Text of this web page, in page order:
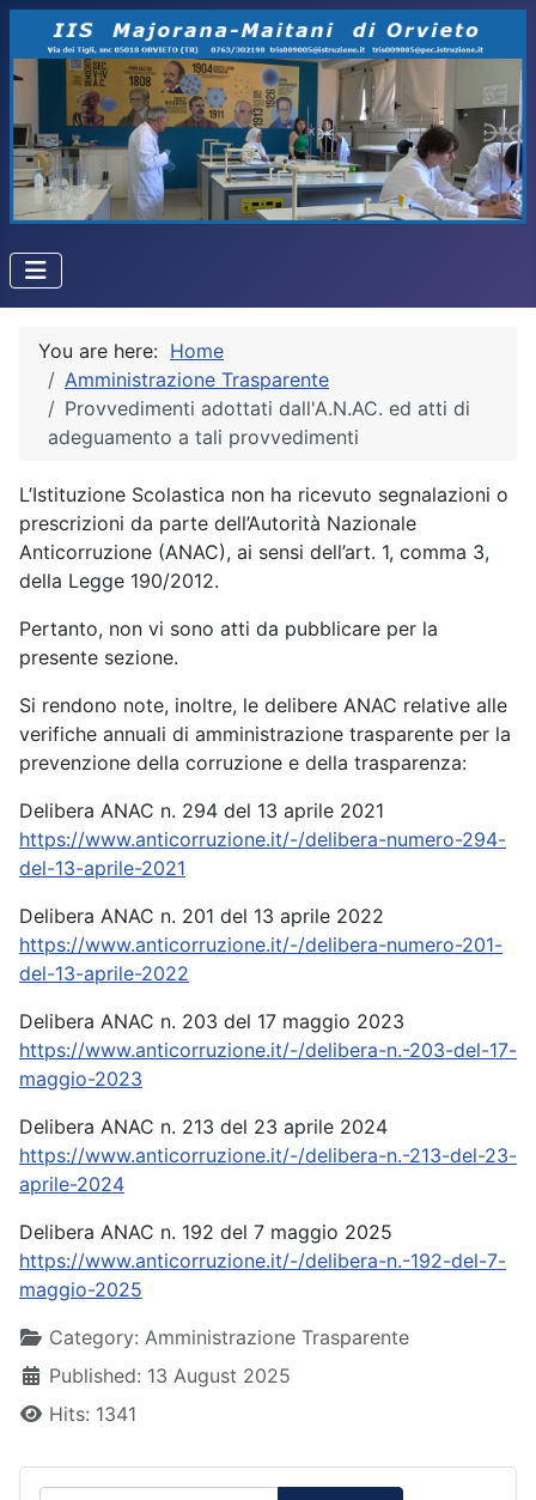
You are here: Home
Amministrazione Trasparente
Provvedimenti adottati dall'A.N.AC. ed atti di
adeguamento a tali provvedimenti
L’Istituzione Scolastica non ha ricevuto segnalazioni o
prescrizioni da parte dell’Autorità Nazionale
Anticorruzione (ANAC), ai sensi dell’art. 1, comma 3,
della Legge 190/2012.
Pertanto, non vi sono atti da pubblicare per la
presente sezione.
Si rendono note, inoltre, le delibere ANAC relative alle
verifiche annuali di amministrazione trasparente per la
prevenzione della corruzione e della trasparenza:
Delibera ANAC n. 294 del 13 aprile 2021
https://www.anticorruzione.it/-/delibera-numero-294-
del-13-aprile-2021
Delibera ANAC n. 201 del 13 aprile 2022
https://www.anticorruzione.it/-/delibera-numero-201-
del-13-aprile-2022
Delibera ANAC n. 203 del 17 maggio 2023
https://www.anticorruzione.it/-/delibera-n.-203-del-17-
maggio-2023
Delibera ANAC n. 213 del 23 aprile 2024
https://www.anticorruzione.it/-/delibera-n.-213-del-23-
aprile-2024
Delibera ANAC n. 192 del 7 maggio 2025
https://www.anticorruzione.it/-/delibera-n.-192-del-7-
maggio-2025
DetailsCategory: Amministrazione Trasparente
Published: 13 August 2025
Hits: 1341